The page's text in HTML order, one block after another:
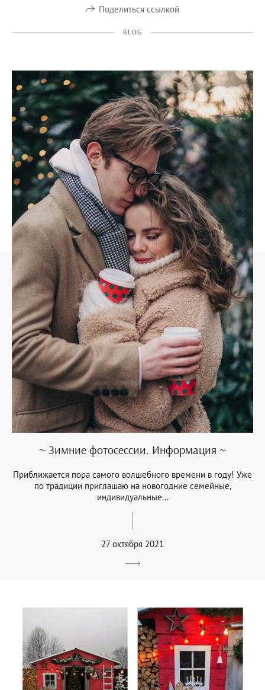
Поделиться ссылкой
BLOG
~ Зимние фотосессии. Информация ~
Приближается пора самого волшебного времени в году! Уже
по традиции приглашаю на новогодние семейные,
индивидуальные...
27 октября 2021